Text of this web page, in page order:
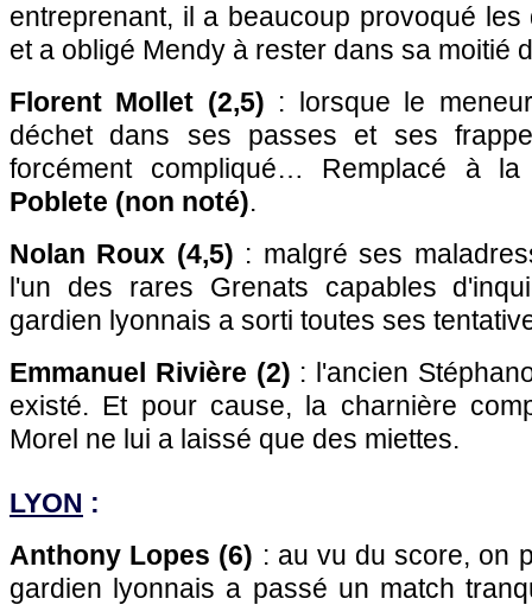
entreprenant, il a beaucoup provoqué
et a obligé Mendy à rester dans sa moitié
Florent Mollet (2,5) : lorsque le
déchet dans ses passes et ses
forcément compliqué… Remplacé à
Poblete (non noté).
Nolan Roux (4,5) : malgré ses
l'un des rares Grenats capables
gardien lyonnais a sorti toutes ses
Emmanuel Rivière (2) : l'ancien
existé. Et pour cause, la charnière
Morel ne lui a laissé que des miettes.
LYON :
Anthony Lopes (6) : au vu du score, on
gardien lyonnais a passé un match